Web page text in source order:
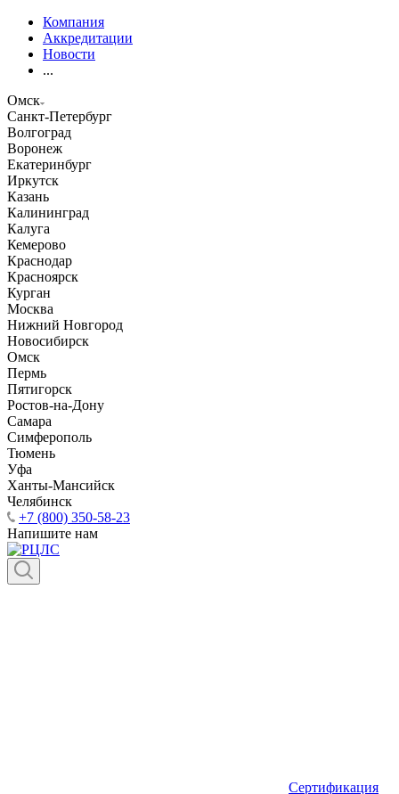
Компания
Аккредитации
Новости
...
Омск
Санкт-Петербург
Волгоград
Воронеж
Екатеринбург
Иркутск
Казань
Калининград
Калуга
Кемерово
Краснодар
Красноярск
Курган
Москва
Нижний Новгород
Новосибирск
Омск
Пермь
Пятигорск
Ростов-на-Дону
Самара
Симферополь
Тюмень
Уфа
Ханты-Мансийск
Челябинск
+7 (800) 350-58-23
Напишите нам
Сертификация